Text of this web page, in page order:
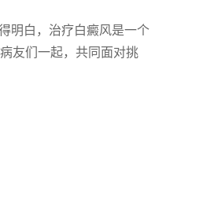
明白，治疗白癜风是一个
友们一起，共同面对挑